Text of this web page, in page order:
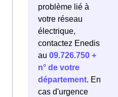
problème lié à
votre réseau
électrique,
contactez Enedis
au 09.726.750 +
n° de votre
département. En
cas d'urgence